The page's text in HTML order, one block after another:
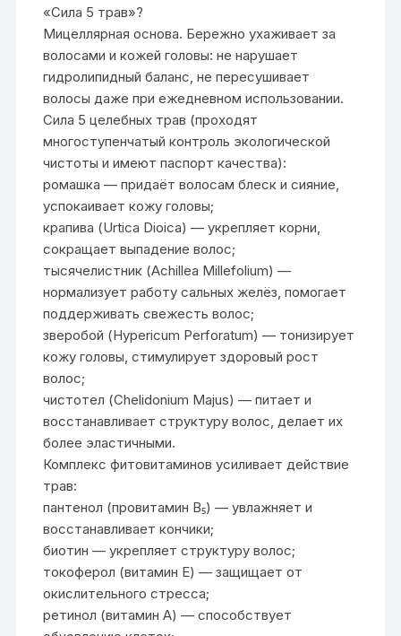
«Сила 5 трав»?
Мицеллярная основа. Бережно ухаживает за
волосами и кожей головы: не нарушает
гидролипидный баланс, не пересушивает
волосы даже при ежедневном использовании.
Сила 5 целебных трав (проходят
многоступенчатый контроль экологической
чистоты и имеют паспорт качества):
ромашка — придаёт волосам блеск и сияние,
успокаивает кожу головы;
крапива (Urtica Dioica) — укрепляет корни,
сокращает выпадение волос;
тысячелистник (Achillea Millefolium) —
нормализует работу сальных желёз, помогает
поддерживать свежесть волос;
зверобой (Hypericum Perforatum) — тонизирует
кожу головы, стимулирует здоровый рост
волос;
чистотел (Chelidonium Majus) — питает и
восстанавливает структуру волос, делает их
более эластичными.
Комплекс фитовитаминов усиливает действие
трав:
пантенол (провитамин B₅) — увлажняет и
восстанавливает кончики;
биотин — укрепляет структуру волос;
токоферол (витамин E) — защищает от
окислительного стресса;
ретинол (витамин A) — способствует